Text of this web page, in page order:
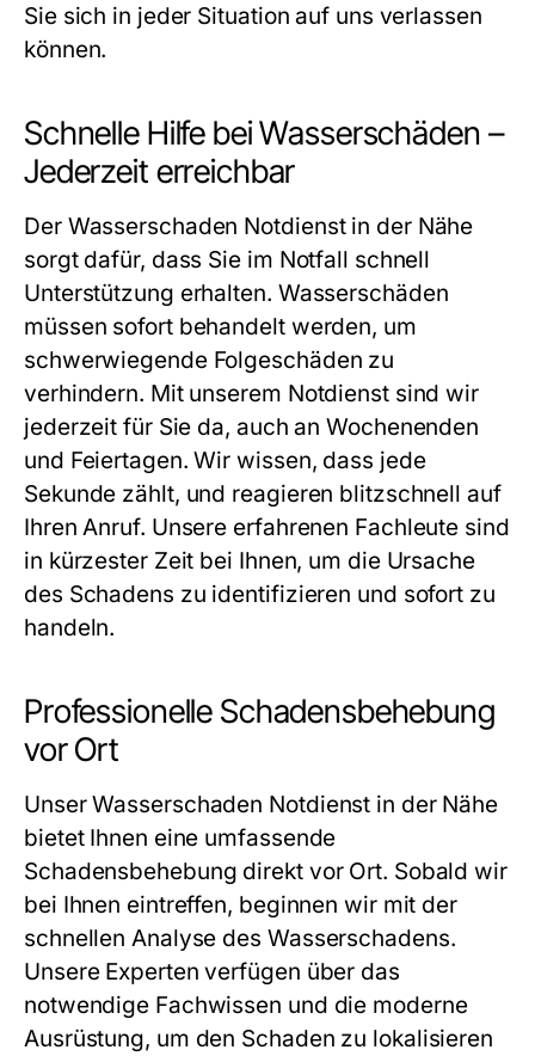
Sie sich in jeder Situation auf uns verlassen
können.
Schnelle Hilfe bei Wasserschäden –
Jederzeit erreichbar
Der Wasserschaden Notdienst in der Nähe
sorgt dafür, dass Sie im Notfall schnell
Unterstützung erhalten. Wasserschäden
müssen sofort behandelt werden, um
schwerwiegende Folgeschäden zu
verhindern. Mit unserem Notdienst sind wir
jederzeit für Sie da, auch an Wochenenden
und Feiertagen. Wir wissen, dass jede
Sekunde zählt, und reagieren blitzschnell auf
Ihren Anruf. Unsere erfahrenen Fachleute sind
in kürzester Zeit bei Ihnen, um die Ursache
des Schadens zu identifizieren und sofort zu
handeln.
Professionelle Schadensbehebung
vor Ort
UnserWasserschaden Notdienst in der Nähe
bietet Ihnen eine umfassende
Schadensbehebung direkt vor Ort. Sobald wir
bei Ihnen eintreffen, beginnen wir mit der
schnellen Analyse des Wasserschadens.
Unsere Experten verfügen über das
notwendige Fachwissen und die moderne
Ausrüstung, um den Schaden zu lokalisieren